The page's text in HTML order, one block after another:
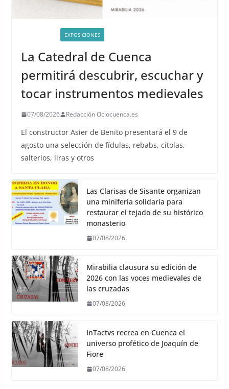
EXPOSICIONES
La Catedral de Cuenca
permitirá descubrir, escuchar y
tocar instrumentos medievales
07/08/2026 Redacción Ociocuenca.es
El constructor Asier de Benito presentará el 9 de
agosto una selección de fídulas, rebabs, cítolas,
salterios, liras y otros
Las Clarisas de Sisante organizan
una miniferia solidaria para
restaurar el tejado de su histórico
monasterio
07/08/2026
Mirabilia clausura su edición de
2026 con las voces medievales de
las cruzadas
07/08/2026
InTactvs recrea en Cuenca el
universo profético de Joaquín de
Fiore
07/08/2026